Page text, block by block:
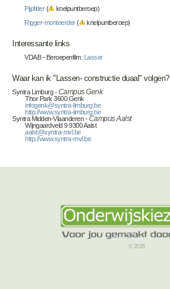
Pijpfitter(
knelpuntberoep)
Rigger-monteerder( knelpuntberoep)
Interessante links
VDAB - Beroepenfilm: Lasser
Waar kan ik "Lassen- constructie duaal" volgen?
Syntra Limburg -Campus Genk
Thor Park 3600 Genk
infogenk@syntra-limburg.be
http://www.syntra-limburg.be
Syntra Midden-Vlaanderen -Campus Aalst
Wijngaardveld 9 9300 Aalst
aalst@syntra-mvl.be
http://www.syntra-mvl.be
© 2026